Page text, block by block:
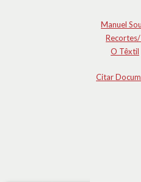
Manuel
O Têxtil
Citar